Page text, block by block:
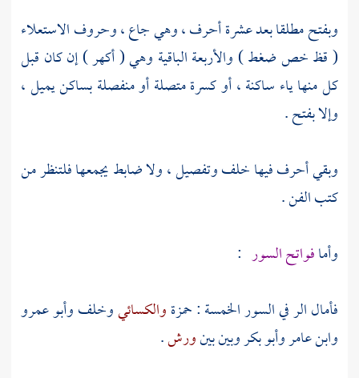
وبفتح مطلقا بعد عشرة أحرف ، وهي جاع ، وحروف الاستعلاء
( قظ خص ضغط ) والأربعة الباقية وهي ( أكهر ) إن كان قبل
كل منها ياء ساكنة ، أو كسرة متصلة أو منفصلة بساكن يميل ،
وإلا بفتح .
وبقي أحرف فيها خلف وتفصيل ، ولا ضابط يجمعها فلتنظر من
كتب الفن .
وأمافواتح السور :
فأمال الر في السور الخمسة :حمزةوالكسائيوخلفوأبو عمرو
وابن عامروأبو بكروبين بينورش.